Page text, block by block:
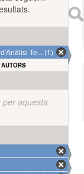
Te... (1)
aquesta